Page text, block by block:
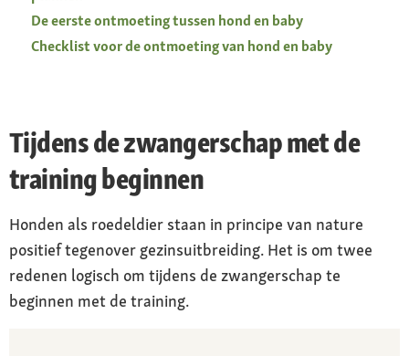
De eerste ontmoeting tussen hond en baby
Checklist voor de ontmoeting van hond en baby
Tijdens de zwangerschap met de
training beginnen
Honden als roedeldier staan in principe van nature
positief tegenover gezinsuitbreiding. Het is om twee
redenen logisch om tijdens de zwangerschap te
beginnen met de training.